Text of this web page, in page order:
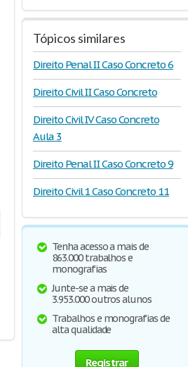
Tópicos similares
Direito Penal II Caso Concreto 6
Direito Civil II Caso Concreto
Direito Civil IV Caso Concreto
Aula 3
Direito Penal II Caso Concreto 9
Direito Civil 1 Caso Concreto 11
Tenha acesso a mais de
863.000 trabalhos e
monografias
Junte-se a mais de
3.953.000 outros alunos
Trabalhos e monografias de
alta qualidade
Registrar